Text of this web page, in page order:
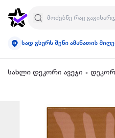
სად გსურს შენი ამანათის
სახლი დეკორი ავეჯი